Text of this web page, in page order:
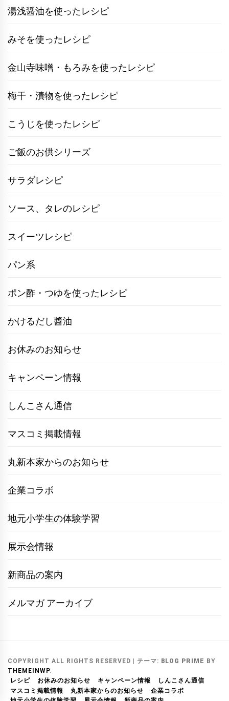
湯浅醤油を使ったレシピ
みそを使ったレシピ
金山寺味噌・もろみを使ったレシピ
梅干・漬物を使ったレシピ
こうじを使ったレシピ
ご飯のお供シリーズ
サラダレシピ
ソース、タレのレシピ
スイーツレシピ
パン系
ポン酢・つゆを使ったレシピ
かけるだし醬油
お休みのお知らせ
キャンペーン情報
しんこさん通信
マスコミ掲載情報
丸新本家からのお知らせ
企業コラボ
地元小学生の体験学習
展示会情報
新商品の案内
メルマガ アーカイブ
COPYRIGHT ALL RIGHTS RESERVED テーマ: BLOG PRIME BY
THEMEINWP.
レシピ
お休みのお知らせ キャンペーン情報
しんこさん通信
マスコミ掲載情報
丸新本家からのお知らせ
企業コラボ